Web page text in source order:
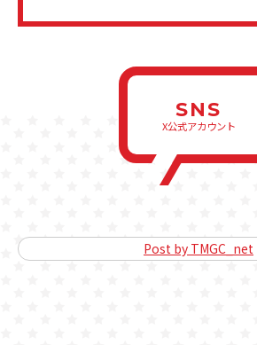
SNS
X公式アカウント
Post by TMGC_net